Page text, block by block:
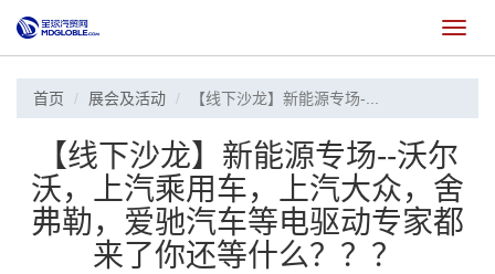
切
换
首页 展会及活动 【线下沙龙】新能源专场-...
【线下沙龙】新能源专场--沃尔
沃，上汽乘用车，上汽大众，舍
弗勒，爱驰汽车等电驱动专家都
来了你还等什么？？？